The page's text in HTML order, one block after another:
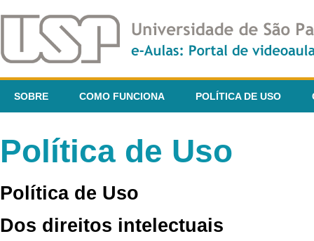
SOBRE COMO FUNCIONA POLÍTICA DE USO
Política de Uso
Política de Uso
Dos direitos intelectuais